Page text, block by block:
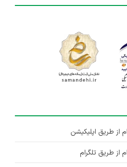
از طریق اپلیکیشن
از طریق تلگرام